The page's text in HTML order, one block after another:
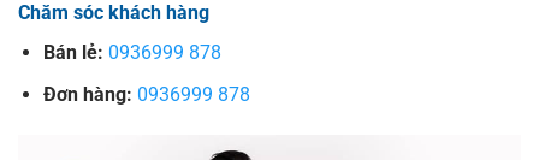
Chăm sóc khách hàng
Bán lẻ: 0936999 878
Đơn hàng: 0936999 878